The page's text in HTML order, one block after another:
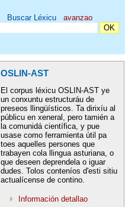
Buscar Léxicu avanzao
OSLIN-AST
El corpus léxicu OSLIN-AST ye
un conxuntu estructuráu de
preseos llingüísticos. Ta dirixíu al
públicu en xeneral, pero tamién a
la comunidá científica, y pue
usase como ferramienta útil pa
toes aquelles persones que
trabayen cola llingua asturiana, o
que deseen deprendela o iguar
dudes. Tolos conteníos d'esti sitiu
actualícense de contino.
Información detallao